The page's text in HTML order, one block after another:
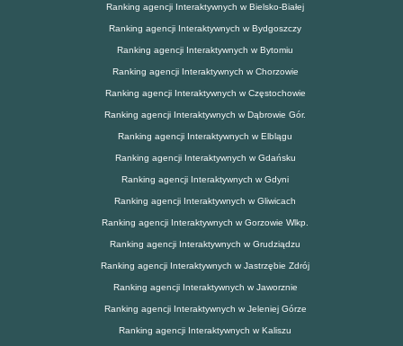
Ranking agencji Interaktywnych w Bielsko-Białej
Ranking agencji Interaktywnych w Bydgoszczy
Ranking agencji Interaktywnych w Bytomiu
Ranking agencji Interaktywnych w Chorzowie
Ranking agencji Interaktywnych w Częstochowie
Ranking agencji Interaktywnych w Dąbrowie Gór.
Ranking agencji Interaktywnych w Elblągu
Ranking agencji Interaktywnych w Gdańsku
Ranking agencji Interaktywnych w Gdyni
Ranking agencji Interaktywnych w Gliwicach
Ranking agencji Interaktywnych w Gorzowie Wlkp.
Ranking agencji Interaktywnych w Grudziądzu
Ranking agencji Interaktywnych w Jastrzębie Zdrój
Ranking agencji Interaktywnych w Jaworznie
Ranking agencji Interaktywnych w Jeleniej Górze
Ranking agencji Interaktywnych w Kaliszu